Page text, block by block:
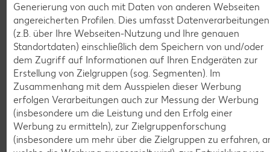
empfiehlt eine kurze Frittierdauer bei Temperaturen
zwischen 165 und 175 Grad. So entwickelt Ihr Frittiergut
schnell seine leckere Kruste. Gleichzeitig wird verhindert,
dass sich die Lebensmittel einfach nur mit dem Fett
vollsaugen.
Heißer sollte es hingegen nicht hergehen, um die Bildung
des krebserregende Stoffes Acrylamid zu minimieren. Mit
einem Fettthermometer gehen Sie auf Nummer sicher und
behalten die Temperatur im Blick. Das gilt übrigens auch für
Fritteusen – ihre Temperaturangaben sind oft ungenau. Wer
kein Thermometer hat: Halten Sie einen Schaschlikspieß
Generierung von auch mit Daten von anderen Webseiten
angereicherten Profilen. Dies umfasst Datenverarbeitungen
(z.B. über Ihre Webseiten-Nutzung und Ihre genauen
Standortdaten) einschließlich dem Speichern von und/oder
dem Zugriff auf Informationen auf Ihren Endgeräten zur
Erstellung von Zielgruppen (sog. Segmenten). Im
Zusammenhang mit dem Ausspielen dieser Werbung
erfolgen Verarbeitungen auch zur Messung der Werbung
(insbesondere um die Leistung und den Erfolg einer
Werbung zu ermitteln), zur Zielgruppenforschung
(insbesondere um mehr über die Zielgruppen zu erfahren,